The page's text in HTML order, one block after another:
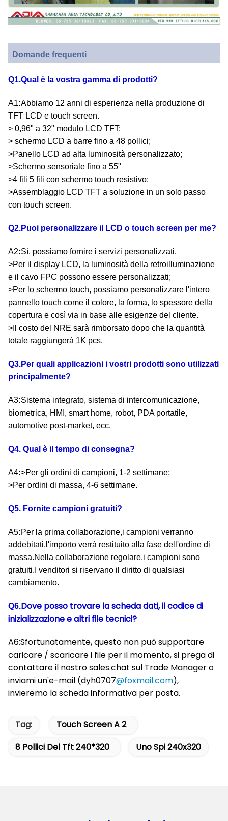
Domande frequenti
Q1.Qual è la vostra gamma di prodotti?
A1:Abbiamo 12 anni di esperienza nella produzione di
TFT LCD e touch screen.
> 0,96" a 32" modulo LCD TFT;
> schermo LCD a barre fino a 48 pollici;
>Panello LCD ad alta luminosità personalizzato;
>Schermo sensoriale fino a 55"
>4 fili 5 fili con schermo touch resistivo;
>Assemblaggio LCD TFT a soluzione in un solo passo
con touch screen.
Q2.Puoi personalizzare il LCD o touch screen per me?
A2:Sì, possiamo fornire i servizi personalizzati.
>Per il display LCD, la luminosità della retroilluminazione
e il cavo FPC possono essere personalizzati;
>Per lo schermo touch, possiamo personalizzare l'intero
pannello touch come il colore, la forma, lo spessore della
copertura e così via in base alle esigenze del cliente.
>Il costo del NRE sarà rimborsato dopo che la quantità
totale raggiungerà 1K pcs.
Q3.Per quali applicazioni i vostri prodotti sono utilizzati
principalmente?
A3:Sistema integrato, sistema di intercomunicazione,
biometrica, HMI, smart home, robot, PDA portatile,
automotive post-market, ecc.
Q4. Qual è il tempo di consegna?
A4:>Per gli ordini di campioni, 1-2 settimane;
>Per ordini di massa, 4-6 settimane.
Q5. Fornite campioni gratuiti?
A5:Per la prima collaborazione,i campioni verranno
addebitati,l'importo verrà restituito alla fase dell'ordine di
massa.Nella collaborazione regolare,i campioni sono
gratuiti.I venditori si riservano il diritto di qualsiasi
cambiamento.
Q6.Dove posso trovare la scheda dati, il codice di
inizializzazione e altri file tecnici?
A6:Sfortunatamente, questo non può supportare
caricare / scaricare i file per il momento, si prega di
contattare il nostro sales.chat sul Trade Manager o
inviami un'e-mail (dyh0707@foxmail.com),
invieremo la scheda informativa per posta.
Tag:
Touch Screen A 2
8 Pollici Del Tft 240*320
Uno Spi 240x320